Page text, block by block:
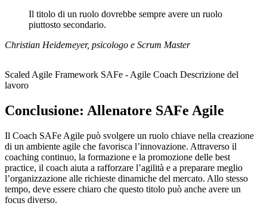
Il titolo di un ruolo dovrebbe sempre avere un ruolo
piuttosto secondario.
Christian Heidemeyer, psicologo e Scrum Master
Scaled Agile Framework SAFe - Agile Coach Descrizione del
lavoro
Conclusione: Allenatore SAFe Agile
Il Coach SAFe Agile può svolgere un ruolo chiave nella creazione
di un ambiente agile che favorisca l’innovazione. Attraverso il
coaching continuo, la formazione e la promozione delle best
practice, il coach aiuta a rafforzare l’agilità e a preparare meglio
l’organizzazione alle richieste dinamiche del mercato. Allo stesso
tempo, deve essere chiaro che questo titolo può anche avere un
focus diverso.